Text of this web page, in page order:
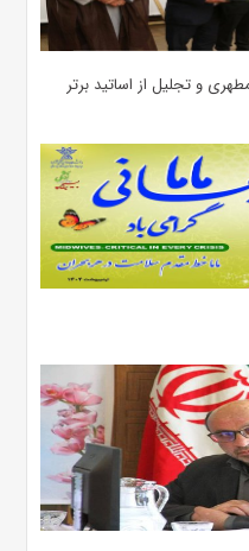
و تجلیل از اساتید برتر